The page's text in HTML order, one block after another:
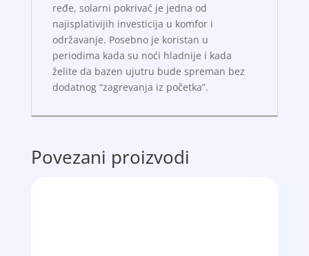
ređe, solarni pokrivač je jedna od
najisplativijih investicija u komfor i
održavanje. Posebno je koristan u
periodima kada su noći hladnije i kada
želite da bazen ujutru bude spreman bez
dodatnog “zagrevanja iz početka”.
Povezani proizvodi